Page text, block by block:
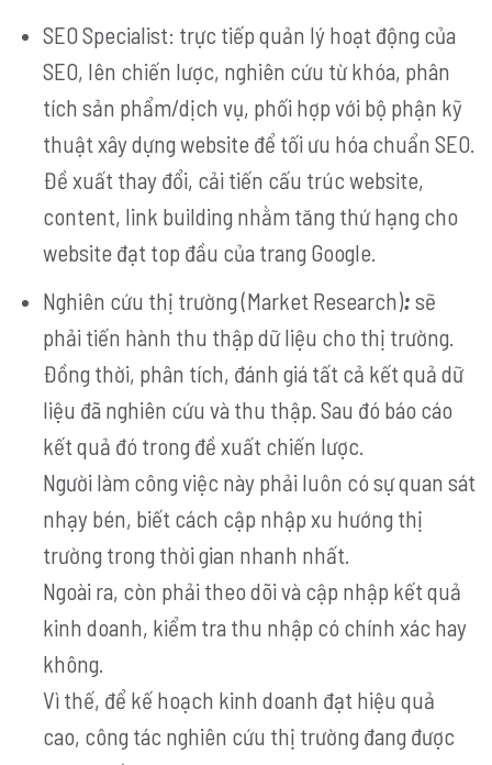
SEO Specialist: trực tiếp quản lý hoạt động của
SEO, lên chiến lược, nghiên cứu từ khóa, phân
tích sản phẩm/dịch vụ, phối hợp với bộ phận kỹ
thuật xây dựng website để tối ưu hóa chuẩn SEO.
Đề xuất thay đổi, cải tiến cấu trúc website,
content, link building nhằm tăng thứ hạng cho
website đạt top đầu của trang Google.
Nghiên cứu thị trường(Market Research): sẽ
phải tiến hành thu thập dữ liệu cho thị trường.
Đồng thời, phân tích, đánh giá tất cả kết quả dữ
liệu đã nghiên cứu và thu thập. Sau đó báo cáo
kết quả đó trong đề xuất chiến lược.
Người làm công việc này phải luôn có sự quan sát
nhạy bén, biết cách cập nhập xu hướng thị
trường trong thời gian nhanh nhất.
Ngoài ra, còn phải theo dõi và cập nhập kết quả
kinh doanh, kiểm tra thu nhập có chính xác hay
không.
Vì thế, để kế hoạch kinh doanh đạt hiệu quả
cao, công tác nghiên cứu thị trường đang được